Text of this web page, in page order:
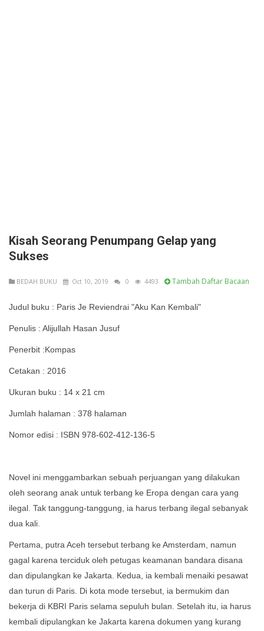
Kisah Seorang Penumpang Gelap yang
Sukses
BEDAH BUKU Oct 10, 2019 0 4493 Tambah Daftar Bacaan
Judul buku : Paris Je Reviendrai "Aku Kan Kembali"
Penulis : Alijullah Hasan Jusuf
Penerbit :Kompas
Cetakan : 2016
Ukuran buku : 14 x 21 cm
Jumlah halaman : 378 halaman
Nomor edisi : ISBN 978-602-412-136-5
Novel ini menggambarkan sebuah perjuangan yang dilakukan
oleh seorang anak untuk terbang ke Eropa dengan cara yang
ilegal. Tak tanggung-tanggung, ia harus terbang ilegal sebanyak
dua kali.
Pertama, putra Aceh tersebut terbang ke Amsterdam, namun
gagal karena terciduk oleh petugas keamanan bandara disana
dan dipulangkan ke Jakarta. Kedua, ia kembali menaiki pesawat
dan turun di Paris. Di kota mode tersebut, ia bermukim dan
bekerja di KBRI Paris selama sepuluh bulan. Setelah itu, ia harus
kembali dipulangkan ke Jakarta karena dokumen yang kurang